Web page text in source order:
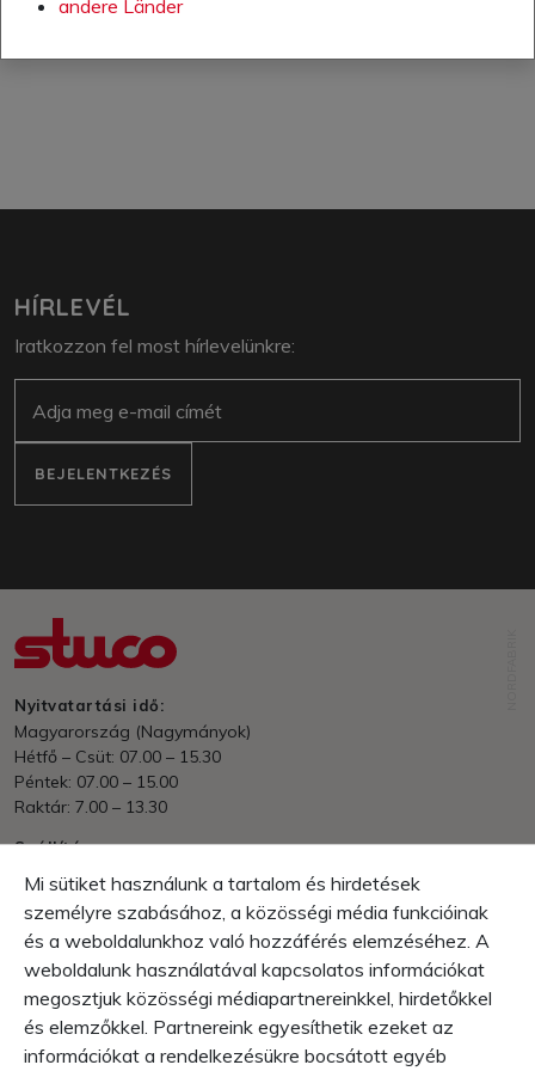
További információk a amfori BSCI-ről: www.amfori.org
HÍRLEVÉL
Iratkozzon fel most hírlevelünkre:
BEJELENTKEZÉS
Nyitvatartási idő:
Magyarország (Nagymányok)
Hétfő – Csüt: 07.00 – 15.30
Péntek: 07.00 – 15.00
Raktár: 7.00 – 13.30
Szállítás
Nettó 70.000 Ft felett - ingyenes.
Fizetés
Számla, Utánvét
Garancia
10 napos visszaküldés
1 év gyártási garancia
andere Länder
Mi sütiket használunk a tartalom és hirdetések
személyre szabásához, a közösségi média funkcióinak
és a weboldalunkhoz való hozzáférés elemzéséhez. A
weboldalunk használatával kapcsolatos információkat
megosztjuk közösségi médiapartnereinkkel, hirdetőkkel
és elemzőkkel. Partnereink egyesíthetik ezeket az
információkat a rendelkezésükre bocsátott egyéb